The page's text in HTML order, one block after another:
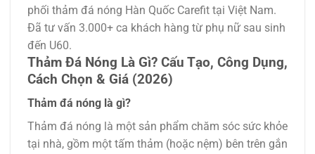
phối thảm đá nóng Hàn Quốc Carefit tại Việt Nam.
Đã tư vấn 3.000+ ca khách hàng từ phụ nữ sau sinh
đến U60.
Thảm Đá Nóng Là Gì? Cấu Tạo, Công Dụng,
Cách Chọn & Giá (2026)
Thảm đá nóng là gì?
Thảm đá nóng là một sản phẩm chăm sóc sức khỏe
tại nhà, gồm một tấm thảm (hoặc nệm) bên trên gắn